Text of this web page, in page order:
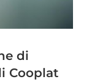
di
Cooplat